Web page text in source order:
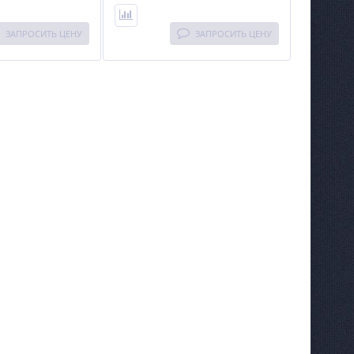
ЗАПРОСИТЬ ЦЕНУ ЗАПРОСИТЬ ЦЕНУ